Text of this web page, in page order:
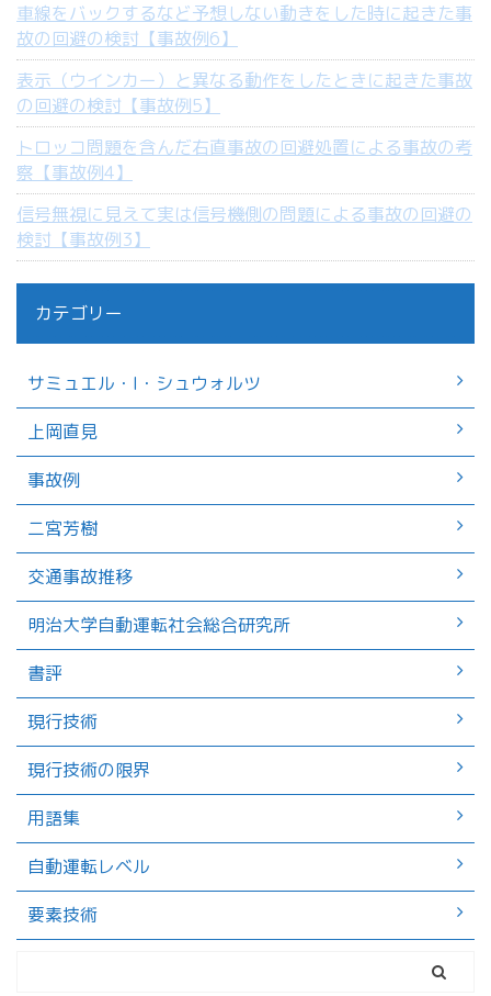
車線をバックするなど予想しない動きをした時に起きた事
故の回避の検討【事故例6】
表示（ウインカー）と異なる動作をしたときに起きた事故
の回避の検討【事故例5】
トロッコ問題を含んだ右直事故の回避処置による事故の考
察【事故例4】
信号無視に見えて実は信号機側の問題による事故の回避の
検討【事故例3】
カテゴリー
サミュエル・I・シュウォルツ
上岡直見
事故例
二宮芳樹
交通事故推移
明治大学自動運転社会総合研究所
書評
現行技術
現行技術の限界
用語集
自動運転レベル
要素技術